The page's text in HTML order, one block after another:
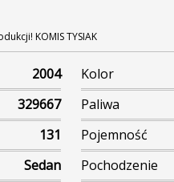
KOMIS TYSIAK
2004 Kolor
329667 Paliwa
131 Pojemność
Sedan Pochodzenie